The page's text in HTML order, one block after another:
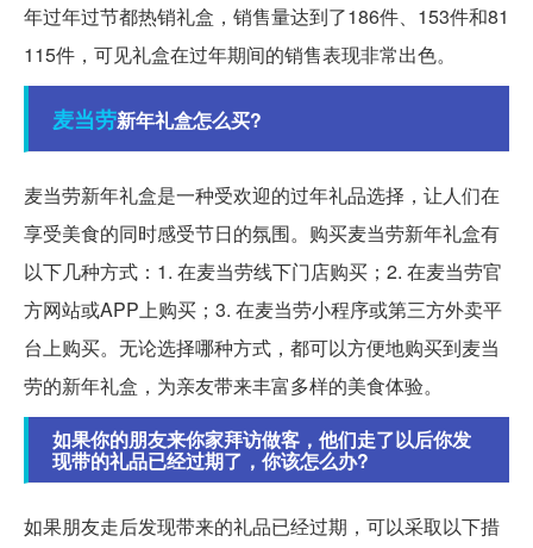
年过年过节都热销礼盒，销售量达到了186件、153件和81
115件，可见礼盒在过年期间的销售表现非常出色。
麦当劳新年礼盒怎么买?
麦当劳新年礼盒是一种受欢迎的过年礼品选择，让人们在
享受美食的同时感受节日的氛围。购买麦当劳新年礼盒有
以下几种方式：1. 在麦当劳线下门店购买；2. 在麦当劳官
方网站或APP上购买；3. 在麦当劳小程序或第三方外卖平
台上购买。无论选择哪种方式，都可以方便地购买到麦当
劳的新年礼盒，为亲友带来丰富多样的美食体验。
如果你的朋友来你家拜访做客，他们走了以后你发
现带的礼品已经过期了，你该怎么办?
如果朋友走后发现带来的礼品已经过期，可以采取以下措